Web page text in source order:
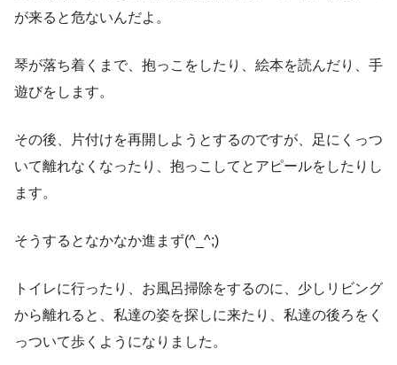
が来ると危ないんだよ。
琴が落ち着くまで、抱っこをしたり、絵本を読んだり、手
遊びをします。
その後、片付けを再開しようとするのですが、足にくっつ
いて離れなくなったり、抱っこしてとアピールをしたりし
ます。
そうするとなかなか進まず(^_^;)
トイレに行ったり、お風呂掃除をするのに、少しリビング
から離れると、私達の姿を探しに来たり、私達の後ろをく
っついて歩くようになりました。